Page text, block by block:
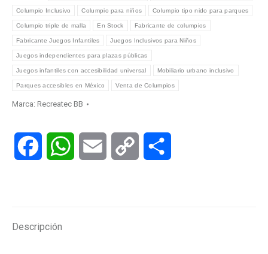
Columpio Inclusivo Columpio para niños Columpio tipo nido para parques
Columpio triple de malla En Stock Fabricante de columpios
Fabricante Juegos Infantiles Juegos Inclusivos para Niños
Juegos independientes para plazas públicas
Juegos infantiles con accesibilidad universal Mobiliario urbano inclusivo
Parques accesibles en México Venta de Columpios
Marca: Recreatec BB
Facebook WhatsAppEmail Copy
Descripción